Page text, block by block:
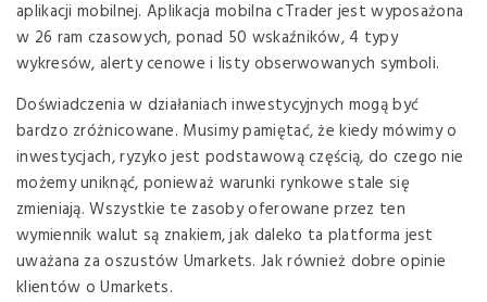
aplikacji mobilnej. Aplikacja mobilna cTrader jest wyposażona
w 26 ram czasowych, ponad 50 wskaźników, 4 typy
wykresów, alerty cenowe i listy obserwowanych symboli.
Doświadczenia w działaniach inwestycyjnych mogą być
bardzo zróżnicowane. Musimy pamiętać, że kiedy mówimy o
inwestycjach, ryzyko jest podstawową częścią, do czego nie
możemy uniknąć, ponieważ warunki rynkowe stale się
zmieniają. Wszystkie te zasoby oferowane przez ten
wymiennik walut są znakiem, jak daleko ta platforma jest
uważana za oszustów Umarkets. Jak również dobre opinie
klientów o Umarkets.